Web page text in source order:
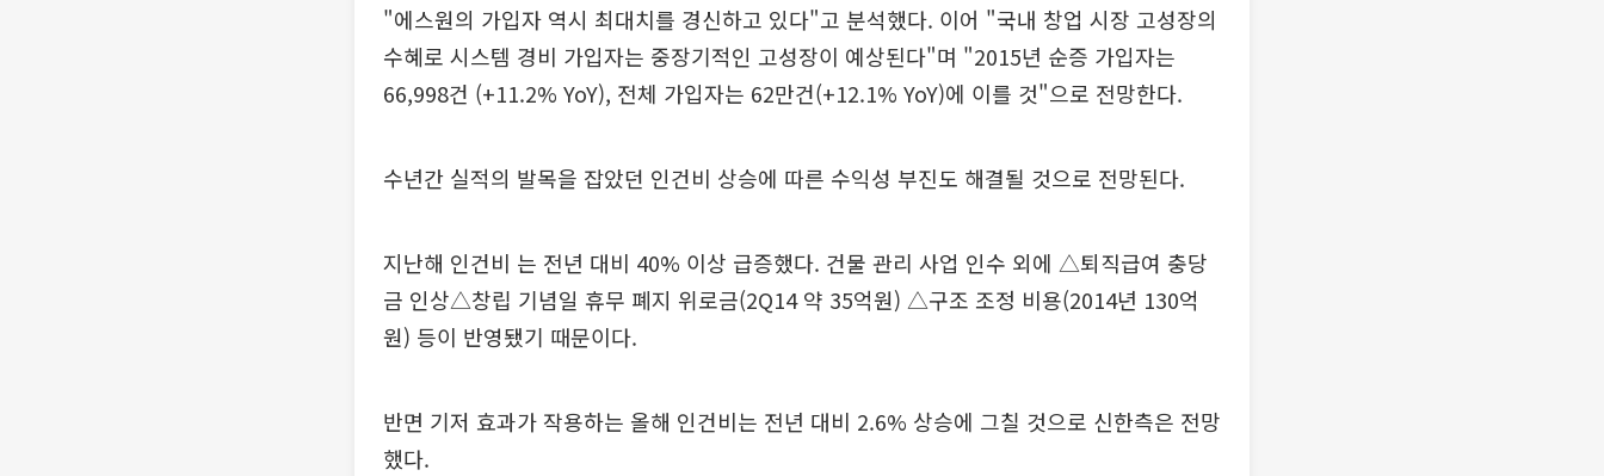
"에스원의 가입자 역시 최대치를 경신하고 있다"고 분석했다. 이어 "국내 창업 시장 고성장의
수혜로 시스템 경비 가입자는 중장기적인 고성장이 예상된다"며 "2015년 순증 가입자는
66,998건 (+11.2% YoY), 전체 가입자는 62만건(+12.1% YoY)에 이를 것"으로 전망한다.
수년간 실적의 발목을 잡았던 인건비 상승에 따른 수익성 부진도 해결될 것으로 전망된다.
지난해 인건비 는 전년 대비 40% 이상 급증했다. 건물 관리 사업 인수 외에 △퇴직급여 충당
금 인상△창립 기념일 휴무 폐지 위로금(2Q14 약 35억원) △구조 조정 비용(2014년 130억
원) 등이 반영됐기 때문이다.
반면 기저 효과가 작용하는 올해 인건비는 전년 대비 2.6% 상승에 그칠 것으로 신한측은 전망
했다.